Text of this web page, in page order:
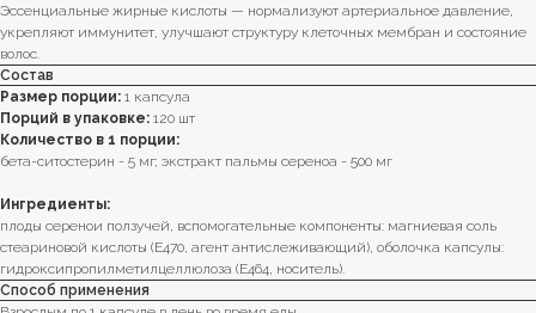
Эссенциальные жирные кислоты — нормализуют артериальное давление,
укрепляют иммунитет, улучшают структуру клеточных мембран и состояние
волос.
Состав
Размер порции: 1 капсула
Порций в упаковке: 120 шт
Количество в 1 порции:
бета-ситостерин - 5 мг; экстракт пальмы сереноа - 500 мг
Ингредиенты:
плоды серенои ползучей, вспомогательные компоненты: магниевая соль
стеариновой кислоты (Е470, агент антислеживающий), оболочка капсулы:
гидроксипропилметилцеллюлоза (Е464, носитель).
Способ применения